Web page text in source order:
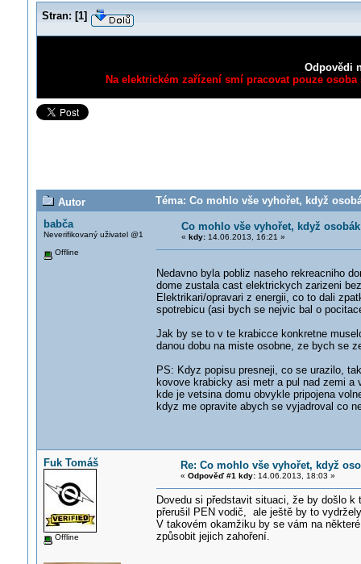
Stran: [1]
Odpovědi
Na elektrickém zařízení smí pracovat pouze
Autor
Téma: Co mohlo vše vyhořet, když
babča
Neverifikovaný uživatel @1
Offline
Co mohlo vše vyhořet, když
« kdy:14.06.2013, 16:21 »
Nedavno byla pobliz naseho rekreacniho
dome zustala cast elektrickych zarizeni
Elektrikari/opravari z energii, co to dali
spotrebicu (asi bych se nejvic bal o
Jak by se to v te krabicce konkretne
danou dobu na miste osobne, ze bych se
PS: Kdyz popisu presneji, co se urazilo,
kovove krabicky asi metr a pul nad zemi a
kde je vetsina domu obvykle pripojena
kdyz me opravite abych se vyjadroval co
Fuk Tomáš
Offline
Re: Co mohlo vše vyhořet, když
« Odpověď #1 kdy:14.06.2013, 18:03 »
Dovedu si představit situaci, že by došlo
přerušil PEN vodič, ale ještě by to
V takovém okamžiku by se vám na
způsobit jejich zahoření.